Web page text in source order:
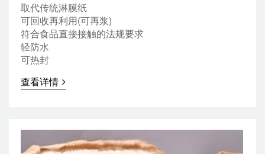
取代传统淋膜纸
可回收再利用(可再浆)
符合食品直接接触的法规要求
轻防水
可热封
查看详情